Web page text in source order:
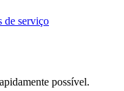
de serviço
possível.